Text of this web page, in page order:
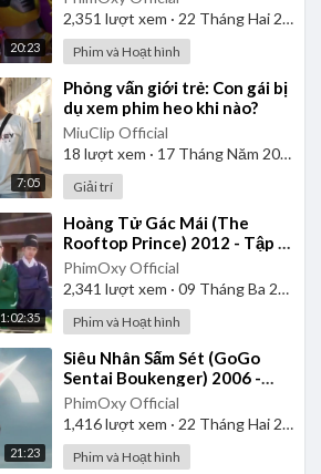
20:23
2,351 lượt xem · 22 Tháng Hai 2025
Phim và Hoạt hình
7:05
⁣Phỏng vấn giới trẻ: Con gái bị
dụ xem phim heo khi nào?
MiuClip Official
18 lượt xem · 17 Tháng Năm 2026
Giải trí
1:02:35
⁣Hoàng Tử Gác Mái (The
Rooftop Prince) 2012 - Tập 1
| Lồng Tiếng
PhimOxy Official
2,341 lượt xem · 09 Tháng Ba 2025
Phim và Hoạt hình
21:23
⁣Siêu Nhân Sấm Sét (GoGo
Sentai Boukenger) 2006 -
Tập 2 | Thuyết Minh
PhimOxy Official
1,416lượt xem · 22 Tháng Hai 2025
Phim và Hoạt hình